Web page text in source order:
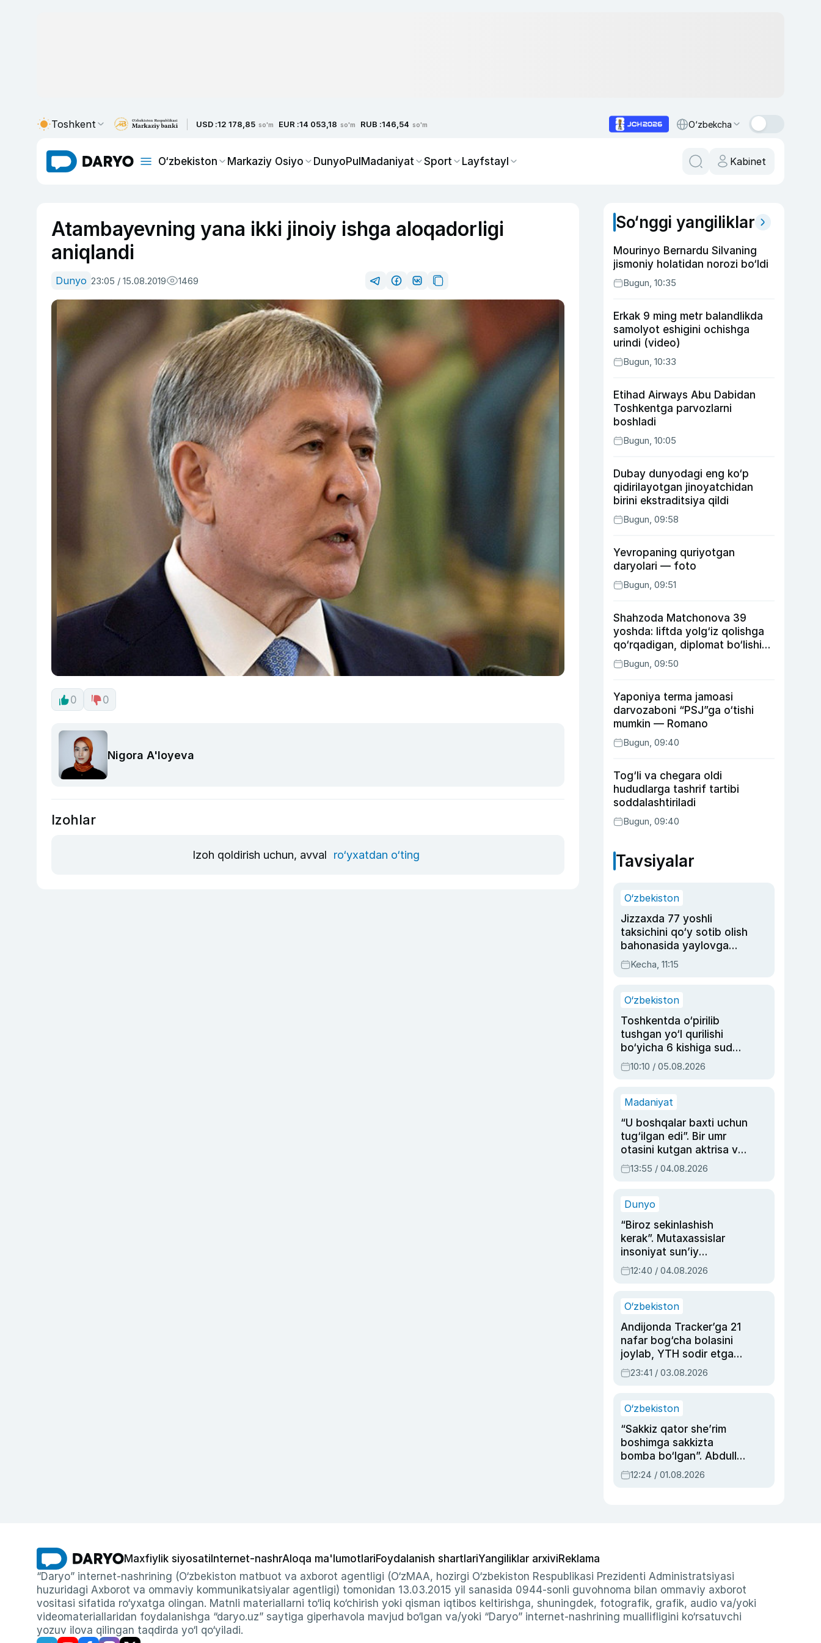
Toshkent USD :12 178,85 so'm EUR :14 053,18 so'm RUB :146,54 so'm O‘zbekcha
O‘zbekiston Markaziy Osiyo DunyoPulMadaniyat Sport Layfstayl Kabinet
Atambayevning yana ikki jinoiy ishga aloqadorligi
aniqlandi
Dunyo 23:05 / 15.08.2019 1469
0 0
Nigora A'loyeva
Izohlar
Izoh qoldirish uchun, avval ro‘yxatdan o‘ting
So‘nggi yangiliklar
Mourinyo Bernardu Silvaning
jismoniy holatidan norozi bo‘ldi
Bugun, 10:35
Erkak 9 ming metr balandlikda
samolyot eshigini ochishga
urindi (video)
Bugun, 10:33
Etihad Airways Abu Dabidan
Toshkentga parvozlarni
boshladi
Bugun, 10:05
Dubay dunyodagi eng ko‘p
qidirilayotgan jinoyatchidan
birini ekstraditsiya qildi
Bugun, 09:58
Yevropaning quriyotgan
daryolari — foto
Bugun, 09:51
Shahzoda Matchonova 39
yoshda: liftda yolg‘iz qolishga
qo‘rqadigan, diplomat bo‘lishi
kutilgan, ukasidan xafa bo‘lgan
aktrisa haqida
Bugun, 09:50
Yaponiya terma jamoasi
darvozaboni “PSJ”ga o‘tishi
mumkin — Romano
Bugun, 09:40
Tog‘li va chegara oldi
hududlarga tashrif tartibi
soddalashtiriladi
Bugun, 09:40
Tavsiyalar
O‘zbekiston
Jizzaxda 77 yoshli
taksichini qo‘y sotib olish
bahonasida yaylovga
olib borib o‘ldirgan yigit
20 yilga qamaldi
Kecha, 11:15
O‘zbekiston
Toshkentda o‘pirilib
tushgan yo‘l qurilishi
bo‘yicha 6 kishiga sud
hukmi o‘qildi
10:10 / 05.08.2026
Madaniyat
“U boshqalar baxti uchun
tug‘ilgan edi”. Bir umr
otasini kutgan aktrisa va
dublyaj ustasi Rimma
Ahmedovaning
13:55 / 04.08.2026
Dunyo
“Biroz sekinlashish
kerak”. Mutaxassislar
insoniyat sun’iy
intellektni boshqara
olmay qolishidan xavotir
12:40 / 04.08.2026
O‘zbekiston
Andijonda Tracker’ga 21
nafar bog‘cha bolasini
joylab, YTH sodir etgan
ayolga sud hukmi o‘qildi
23:41 / 03.08.2026
O‘zbekiston
“Sakkiz qator she’rim
boshimga sakkizta
bomba bo‘lgan”. Abdulla
Oripovni siyosiy
ayblovlardan asrab
12:24 / 01.08.2026
Maxfiylik siyosati Internet-nashrAloqa ma'lumotlariFoydalanish shartlariYangiliklar arxiviReklama
“Daryo” internet-nashrining (O‘zbekiston matbuot va axborot agentligi (O‘zMAA, hozirgi O‘zbekiston Respublikasi Prezidenti Administratsiyasi
huzuridagi Axborot va ommaviy kommunikatsiyalar agentligi) tomonidan 13.03.2015 yil sanasida 0944-sonli guvohnoma bilan ommaviy axborot
vositasi sifatida ro‘yxatga olingan. Matnli materiallarni to‘liq ko‘chirish yoki qisman iqtibos keltirishga, shuningdek, fotografik, grafik, audio va/yoki
videomateriallaridan foydalanishga “daryo.uz” saytiga giperhavola mavjud bo‘lgan va/yoki “Daryo” internet-nashrining muallifligini ko‘rsatuvchi
yozuv ilova qilingan taqdirda yo‘l qo‘yiladi.